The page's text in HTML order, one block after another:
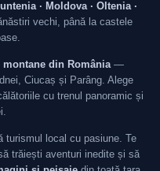
· Moldova · Oltenia ·
vechi, până la castele
montane din România—
Ciucaș și Parâng. Alege
cu trenul panoramic și
turismul local cu pasiune. Te
trăiești aventuri inedite și să